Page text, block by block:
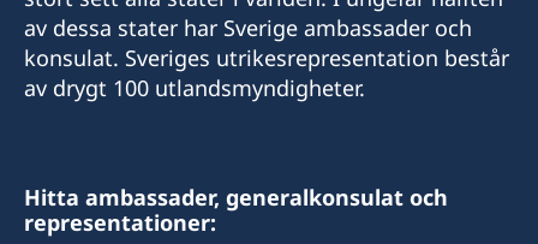
sweden@csct.se
Innovation City Cape Town
Telefontider: 09h00 - 10h00 tisdag till fredag
av dessa stater har Sverige ambassader och
konsulat. Sveriges utrikesrepresentation består
av drygt 100 utlandsmyndigheter.
Hitta ambassader, generalkonsulat och
representationer: